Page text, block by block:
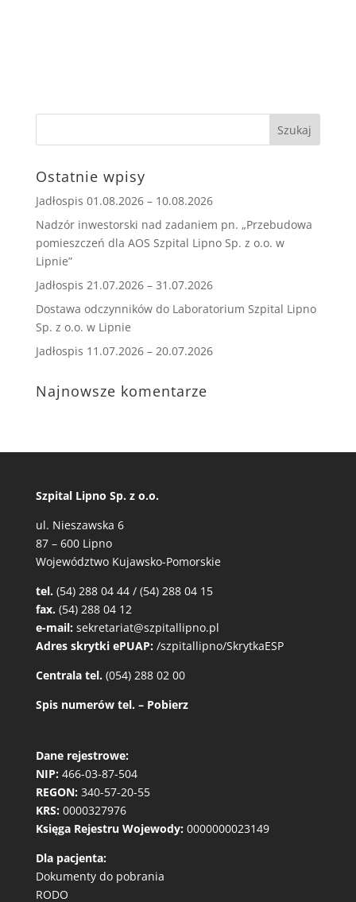
Ostatnie wpisy
Jadłospis 01.08.2026 – 10.08.2026
Nadzór inwestorski nad zadaniem pn. „Przebudowa
pomieszczeń dla AOS Szpital Lipno Sp. z o.o. w
Lipnie”
Jadłospis 21.07.2026 – 31.07.2026
Dostawa odczynników do Laboratorium Szpital Lipno
Sp. z o.o. w Lipnie
Jadłospis 11.07.2026 – 20.07.2026
Najnowsze komentarze
Szpital Lipno Sp. z o.o.
ul. Nieszawska 6
87 – 600 Lipno
Województwo Kujawsko-Pomorskie
tel. (54) 288 04 44 / (54) 288 04 15
fax. (54) 288 04 12
e-mail: sekretariat@szpitallipno.pl
Adres skrytki ePUAP: /szpitallipno/SkrytkaESP
Centrala tel. (054) 288 02 00
Spis numerów tel. – Pobierz
Dane rejestrowe:
NIP: 466-03-87-504
REGON: 340-57-20-55
KRS: 0000327976
Księga Rejestru Wojewody: 0000000023149
Dla pacjenta:
Dokumenty do pobrania
RODO